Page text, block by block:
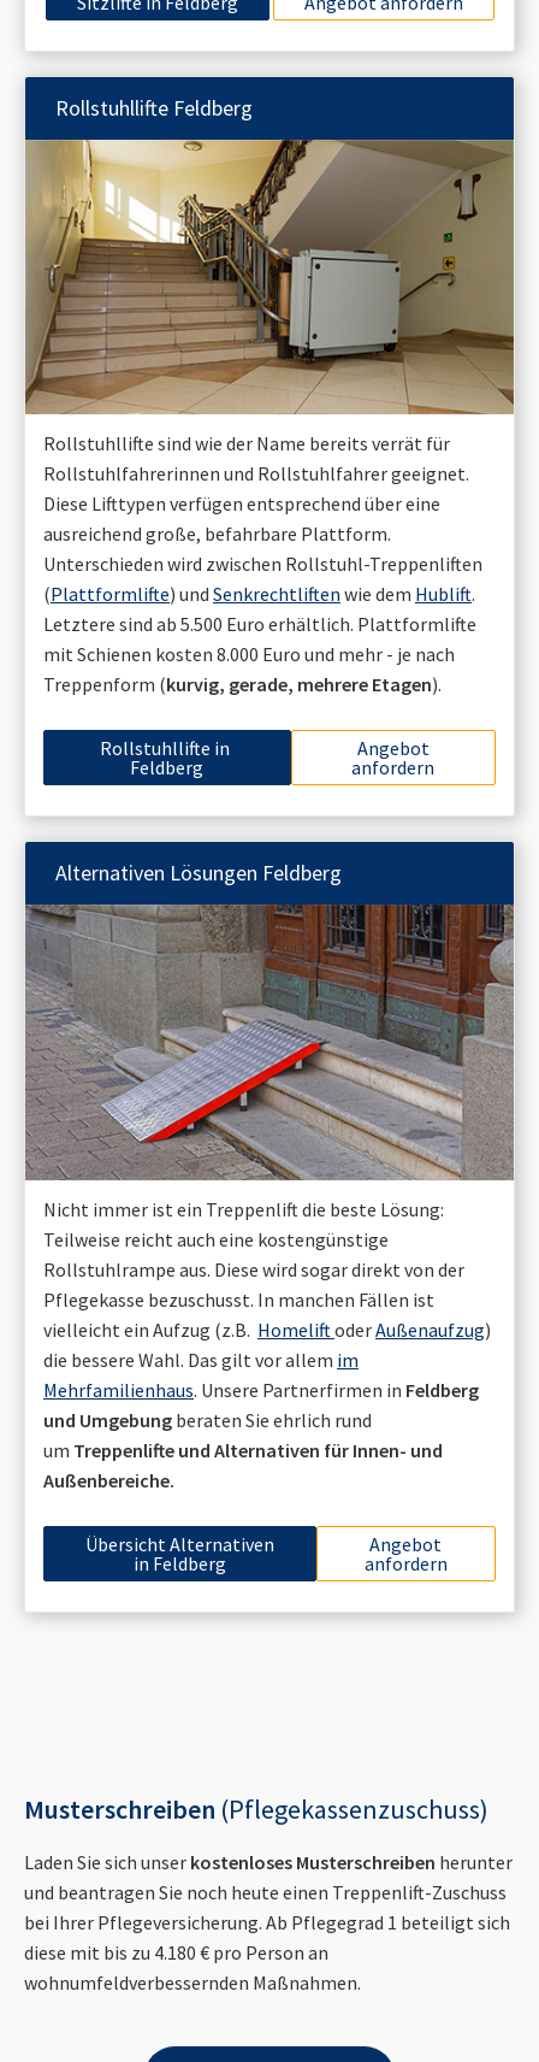
Rollstuhllifte Feldberg
Rollstuhllifte sind wie der Name bereits verrät für
Rollstuhlfahrerinnen und Rollstuhlfahrer geeignet.
Diese Lifttypen verfügen entsprechend über eine
ausreichend große, befahrbare Plattform.
Unterschieden wird zwischen Rollstuhl-Treppenliften
(Plattformlifte) und Senkrechtliften wie dem Hublift.
Letztere sind ab 5.500 Euro erhältlich. Plattformlifte
mit Schienen kosten 8.000 Euro und mehr - je nach
Treppenform (kurvig, gerade, mehrere Etagen).
Rollstuhllifte in
Feldberg
Angebot
anfordern
Alternativen Lösungen Feldberg
Nicht immer ist ein Treppenlift die beste Lösung:
Teilweise reicht auch eine kostengünstige
Rollstuhlrampe aus. Diese wird sogar direkt von der
Pflegekasse bezuschusst. In manchen Fällen ist
vielleicht ein Aufzug (z.B. HomeliftoderAußenaufzug)
die bessere Wahl. Das gilt vor allem im
Mehrfamilienhaus. Unsere Partnerfirmen in Feldberg
und Umgebung beraten Sie ehrlich rund
um Treppenlifte und Alternativen für Innen- und
Außenbereiche.
Übersicht Alternativen
in Feldberg
Angebot
anfordern
Musterschreiben (Pflegekassenzuschuss)
Laden Sie sich unser kostenloses Musterschreiben herunter
und beantragen Sie noch heute einen Treppenlift-Zuschuss
bei Ihrer Pflegeversicherung. Ab Pflegegrad 1 beteiligt sich
diese mit bis zu 4.180 € pro Person an
wohnumfeldverbessernden Maßnahmen.